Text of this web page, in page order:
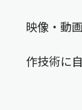
映像・動
作技術に